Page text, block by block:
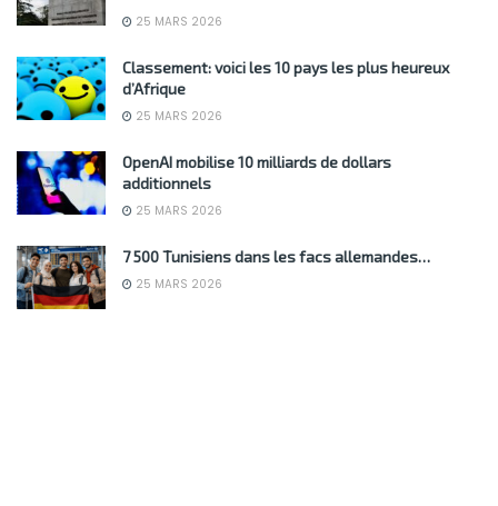
25 MARS 2026
Classement: voici les 10 pays les plus heureux
d’Afrique
25 MARS 2026
OpenAI mobilise 10 milliards de dollars
additionnels
25 MARS 2026
7 500 Tunisiens dans les facs allemandes…
25 MARS 2026